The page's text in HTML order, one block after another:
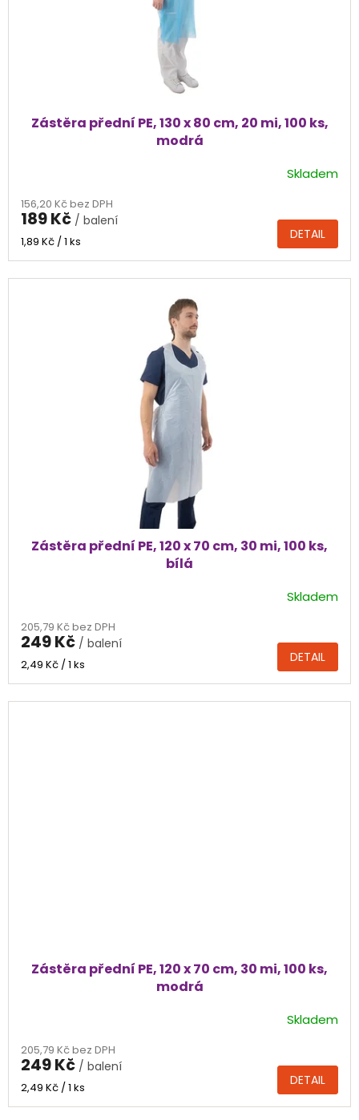
Zástěra přední PE, 130 x 80 cm, 20 mi, 100 ks,
modrá
Skladem
156,20 Kč bez DPH
189 Kč / balení
Měrná
1,89 Kč / 1 ks DETAIL
Zástěra přední PE, 120 x 70 cm, 30 mi, 100 ks,
bílá
Skladem
205,79 Kč bez DPH
249 Kč / balení
Měrná
2,49 Kč / 1 ks DETAIL
Zástěra přední PE, 120 x 70 cm, 30 mi, 100 ks,
modrá
Skladem
205,79 Kč bez DPH
249 Kč / balení
Měrná
2,49 Kč / 1 ks DETAIL